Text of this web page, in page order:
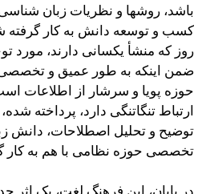
باشد، روشها و نظریات زبان شناسی
کسب و توسعه دانش به کار
روز که منشأ یکسانی دارند، مورد
ضمن اینکه به طور عمیق و
حوزه پویا و سرشار از اطلاعات
ارتباط تنگاتنگی دارد، پرداخته
توضیح و تحلیل اصطلاحات، دانش
تخصصی حوزه نظامی با هم به کار